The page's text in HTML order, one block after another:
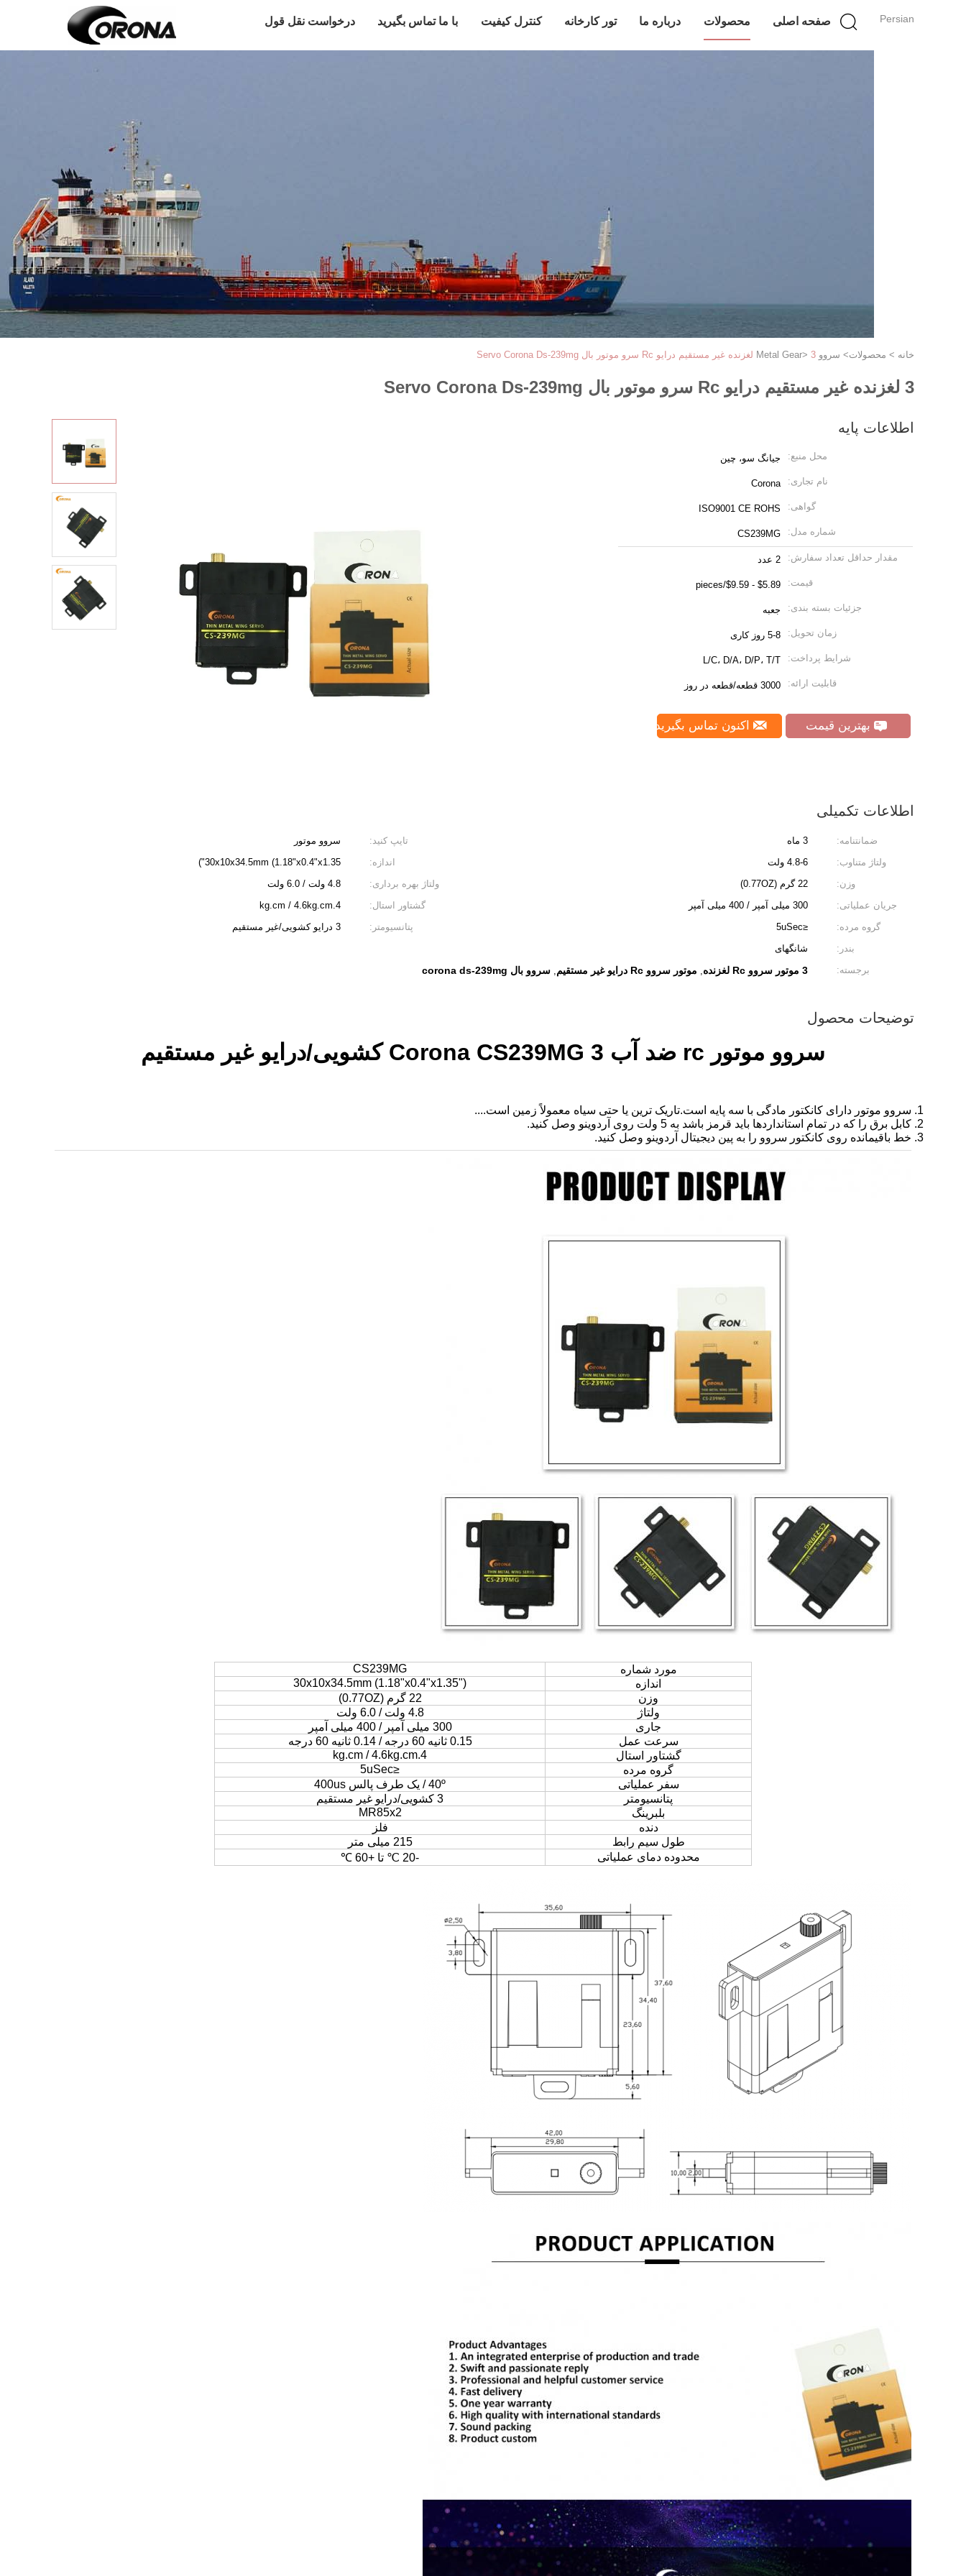
Persian صفحه اصلی محصولات درباره ما تور کارخانه کنترل کیفیت با ما تماس بگیرید درخواست نقل قول
خانه > محصولات> سروو Metal Gear > 3 لغزنده غیر مستقیم درایو Rc سرو موتور بال Servo Corona Ds-239mg
3 لغزنده غیر مستقیم درایو Rc سرو موتور بال Servo Corona Ds-239mg
اطلاعات پایه
محل منبع: جیانگ سو، چین
نام تجاری: Corona
گواهی: ISO9001 CE ROHS
شماره مدل: CS239MG
مقدار حداقل تعداد سفارش: 2 عدد
قیمت: $5.89 - $9.59/pieces
جزئیات بسته بندی: جعبه
زمان تحویل: 5-8 روز کاری
شرایط پرداخت: L/C، D/A، D/P، T/T
قابلیت ارائه: 3000 قطعه/قطعه در روز
بهترین قیمت اکنون تماس بگیرید
اطلاعات تکمیلی
ضمانتنامه: 3 ماه تایپ کنید:
سروو موتور
ولتاژ متناوب:
4.8-6 ولت اندازه:
30x10x34.5mm (1.18"x0.4"x1.35")
وزن:
22 گرم (0.77OZ) ولتاژ بهره برداری:
4.8 ولت / 6.0 ولت
جریان عملیاتی:
300 میلی آمپر / 400 میلی آمپر گشتاور استال:
4.kg.cm / 4.6kg.cm
گروه مرده:
≤5uSec پتانسیومتر:
3 درایو کشویی/غیر مستقیم
بندر:
شانگهای
برجسته:
3 موتور سروو Rc لغزنده , موتور سروو Rc درایو غیر مستقیم , سروو بال corona ds-239mg
توضیحات محصول
سروو موتور rc ضد آب Corona CS239MG 3 کشویی/درایو غیر مستقیم
سروو موتور دارای کانکتور مادگی با سه پایه است.تاریک ترین یا حتی سیاه معمولاً زمین است....
کابل برق را که در تمام استانداردها باید قرمز باشد به 5 ولت روی آردوینو وصل کنید.
خط باقیمانده روی کانکتور سروو را به پین ​​دیجیتال آردوینو وصل کنید.
مورد شماره
CS239MG
اندازه
30x10x34.5mm (1.18"x0.4"x1.35")
وزن
22 گرم (0.77OZ)
ولتاژ
4.8 ولت / 6.0 ولت
جاری
300 میلی آمپر / 400 میلی آمپر
سرعت عمل
0.15 ثانیه 60 درجه / 0.14 ثانیه 60 درجه
گشتاور استال
4.kg.cm / 4.6kg.cm
گروه مرده
≤5uSec
سفر عملیاتی
40º / یک طرف پالس 400us
پتانسیومتر
3 کشویی/درایو غیر مستقیم
بلبرینگ
MR85x2
دنده
فلز
طول سیم رابط
215 میلی متر
محدوده دمای عملیاتی
-20 ℃ تا +60 ℃